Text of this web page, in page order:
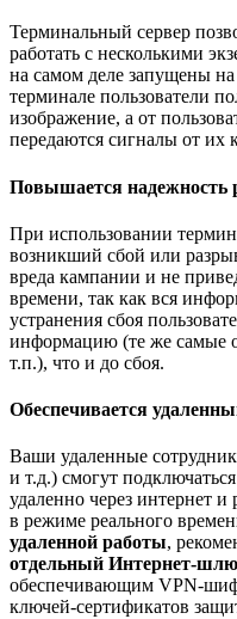
Терминальный сервер
работать с несколькими
на самом деле запущены
терминале пользователи
изображение, а от
передаются сигналы от
Повышается надежность
При использовании
возникший сбой или
вреда кампании и не
времени, так как вся
устранения сбоя
информацию (те же самые
т.п.), что и до сбоя.
Обеспечивается
Ваши удаленные
и т.д.) смогут
удаленно через интернет
в режиме реального
удаленной работы,
отдельный Интернет-
обеспечивающим VPN-
ключей-сертификатов